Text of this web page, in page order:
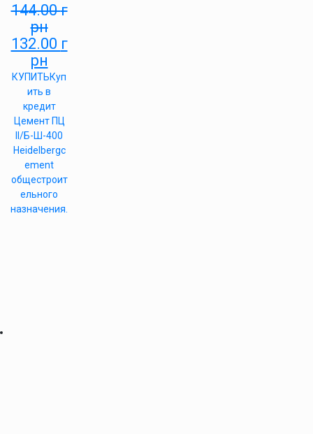
144.00г
рн
132.00 г
рн
КУПИТЬКуп
ить в
кредит
Цемент ПЦ
II/Б-Ш-400
Heidelbergc
ement
общестроит
ельного
назначения.